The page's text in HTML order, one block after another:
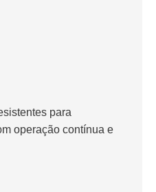
para
operação contínua e